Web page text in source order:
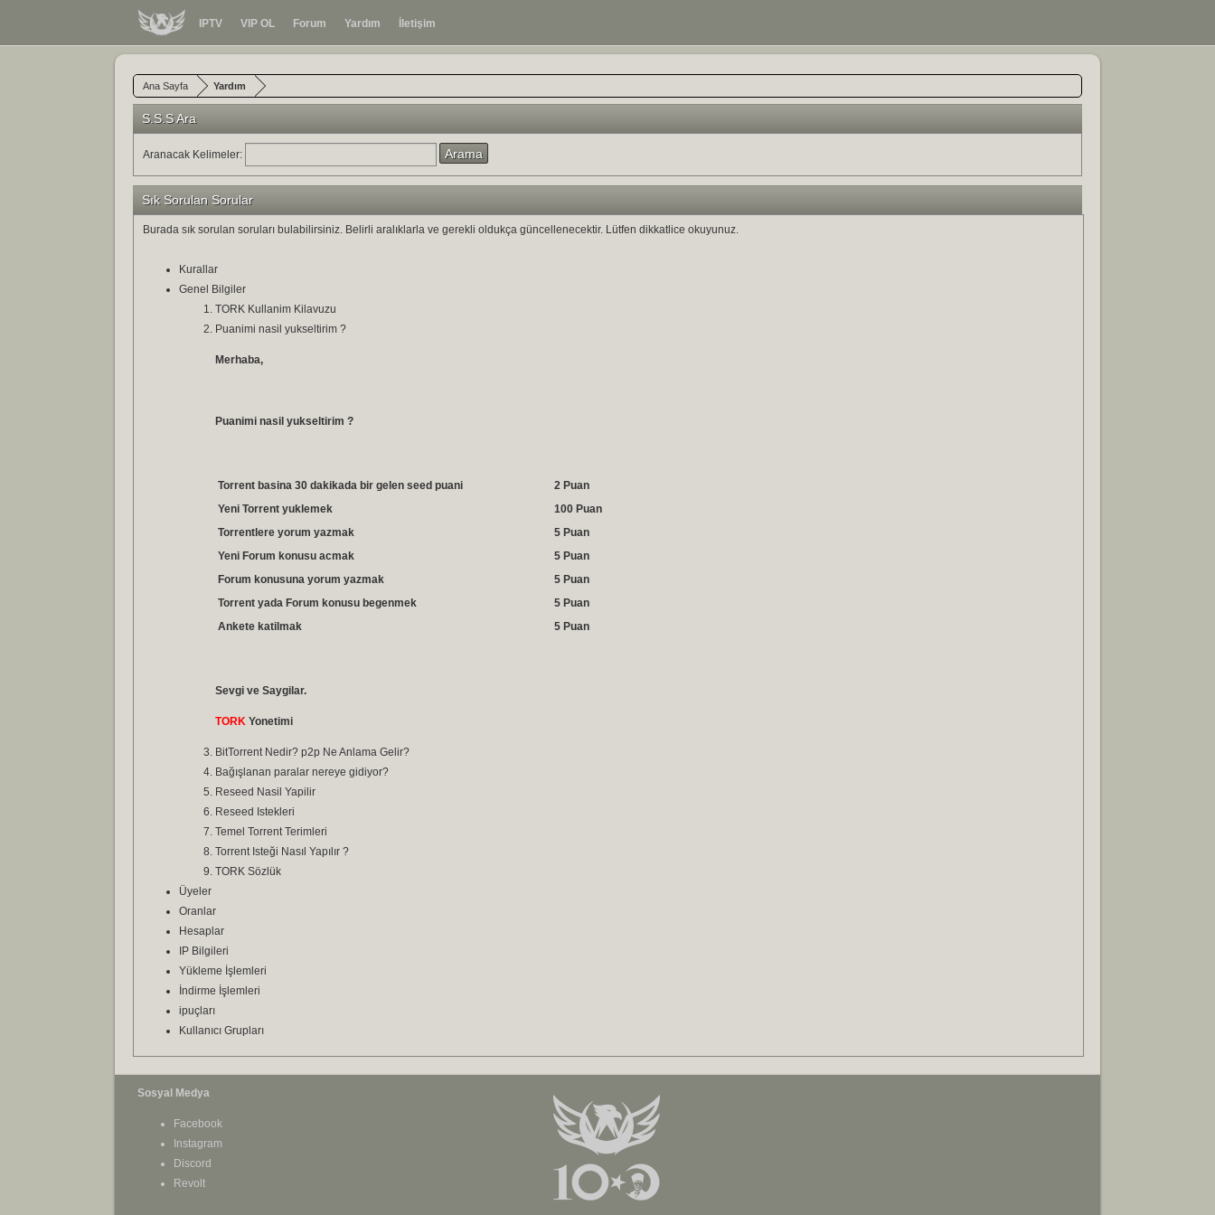
IPTV VIP OL Forum Yardım İletişim
Ana Sayfa Yardım
S.S.S Ara
Aranacak Kelimeler:
Sık Sorulan Sorular
Burada sık sorulan soruları bulabilirsiniz. Belirli aralıklarla ve gerekli oldukça güncellenecektir. Lütfen dikkatlice okuyunuz.
Kurallar
Genel Bilgiler
TORK Kullanim Kilavuzu
Puanimi nasil yukseltirim ?
Merhaba,
Puanimi nasil yukseltirim ?
Torrent basina 30 dakikada bir gelen seed puani
2 Puan
Yeni Torrent yuklemek
100 Puan
Torrentlere yorum yazmak
5 Puan
Yeni Forum konusu acmak
5 Puan
Forum konusuna yorum yazmak
5 Puan
Torrent yada Forum konusu begenmek
5 Puan
Ankete katilmak
5 Puan
Sevgi ve Saygilar.
TORK Yonetimi
BitTorrent Nedir? p2p Ne Anlama Gelir?
Bağışlanan paralar nereye gidiyor?
Reseed Nasil Yapilir
Reseed Istekleri
Temel Torrent Terimleri
Torrent Isteği Nasıl Yapılır ?
TORK Sözlük
Üyeler
Oranlar
Hesaplar
IP Bilgileri
Yükleme İşlemleri
İndirme İşlemleri
ipuçları
Kullanıcı Grupları
Sosyal Medya
Facebook
Instagram
Discord
Revolt